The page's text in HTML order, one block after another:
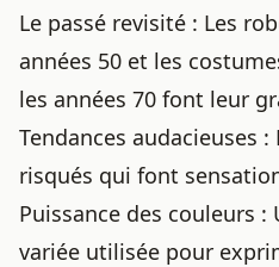
Le passé revisité : Les
années 50 et les
les années 70 font leur
Tendances audacieuses
risqués qui font
Puissance des couleurs
variée utilisée pour